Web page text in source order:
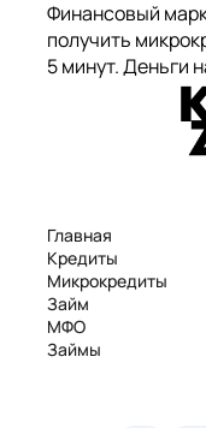
Финансовый
получить
5 минут. Деньги
Главная
Кредиты
Микрокредиты
Займ
МФО
Займы